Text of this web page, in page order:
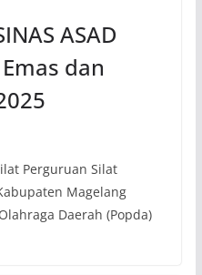
ASAD
dan
Perguruan Silat
Magelang
Daerah (Popda)